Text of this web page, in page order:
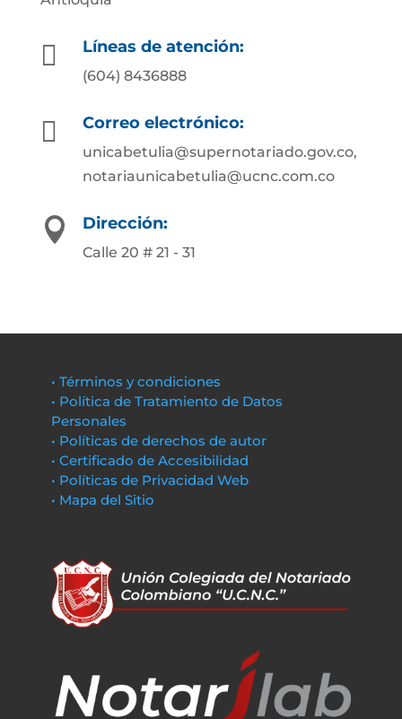
 Líneas de atención:
(604) 8436888
 Correo electrónico:
unicabetulia@supernotariado.gov.co,
notariaunicabetulia@ucnc.com.co
 Dirección:
Calle 20 # 21 - 31
• Términos y condiciones
• Política de Tratamiento de Datos
Personales
• Políticas de derechos de autor
• Certificado de Accesibilidad
• Políticas de Privacidad Web
• Mapa del Sitio